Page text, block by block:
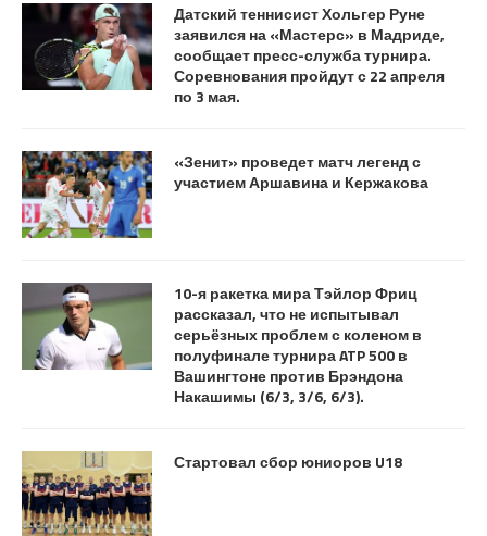
Датский теннисист Хольгер Руне
заявился на «Мастерс» в Мадриде,
сообщает пресс-служба турнира.
Соревнования пройдут с 22 апреля
по 3 мая.
«Зенит» проведет матч легенд с
участием Аршавина и Кержакова
10-я ракетка мира Тэйлор Фриц
рассказал, что не испытывал
серьёзных проблем с коленом в
полуфинале турнира ATP 500 в
Вашингтоне против Брэндона
Накашимы (6/3, 3/6, 6/3).
Стартовал сбор юниоров U18